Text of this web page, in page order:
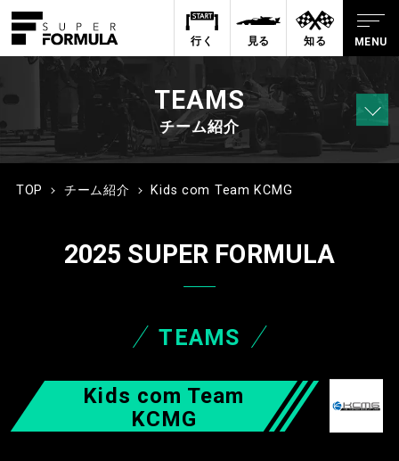
行く 見る 知る
TEAMS
チーム紹介
TOP チーム紹介 Kids com Team KCMG
2025 SUPER FORMULA
TEAMS
Kids com Team
KCMG